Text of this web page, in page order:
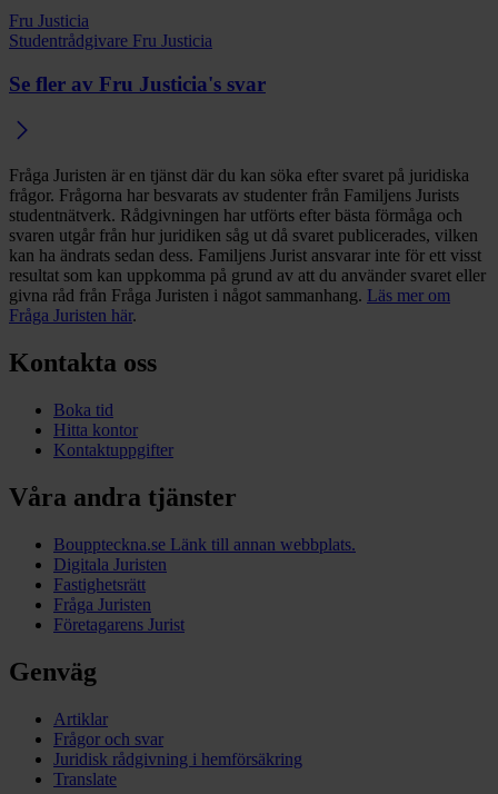
Fru Justicia
Studentrådgivare Fru Justicia
Se fler av Fru Justicia's svar
Fråga Juristen är en tjänst där du kan söka efter svaret på juridiska
frågor. Frågorna har besvarats av studenter från Familjens Jurists
studentnätverk. Rådgivningen har utförts efter bästa förmåga och
svaren utgår från hur juridiken såg ut då svaret publicerades, vilken
kan ha ändrats sedan dess. Familjens Jurist ansvarar inte för ett visst
resultat som kan uppkomma på grund av att du använder svaret eller
givna råd från Fråga Juristen i något sammanhang. Läs mer om
Fråga Juristen här.
Kontakta oss
Boka tid
Hitta kontor
Kontaktuppgifter
Våra andra tjänster
Bouppteckna.se Länk till annan webbplats.
Digitala Juristen
Fastighetsrätt
Fråga Juristen
Företagarens Jurist
Genväg
Artiklar
Frågor och svar
Juridisk rådgivning i hemförsäkring
Translate